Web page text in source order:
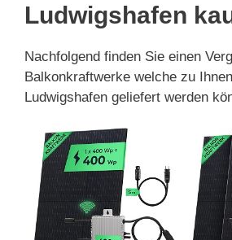
Ludwigshafen
Nachfolgend finden Sie einen
Balkonkraftwerke welche zu
Ludwigshafen geliefert werden